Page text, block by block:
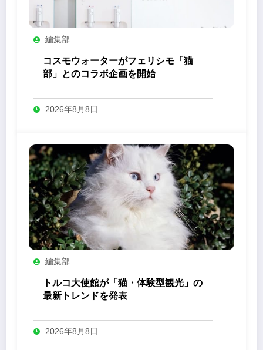
編集部
コスモウォーターがフェリシモ「猫
部」とのコラボ企画を開始
2026年8月8日
編集部
トルコ大使館が「猫・体験型観光」の
最新トレンドを発表
2026年8月8日